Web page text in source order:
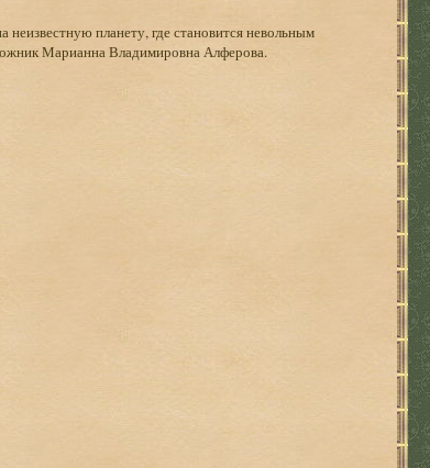
планету, где становится невольным
Марианна Владимировна Алферова.